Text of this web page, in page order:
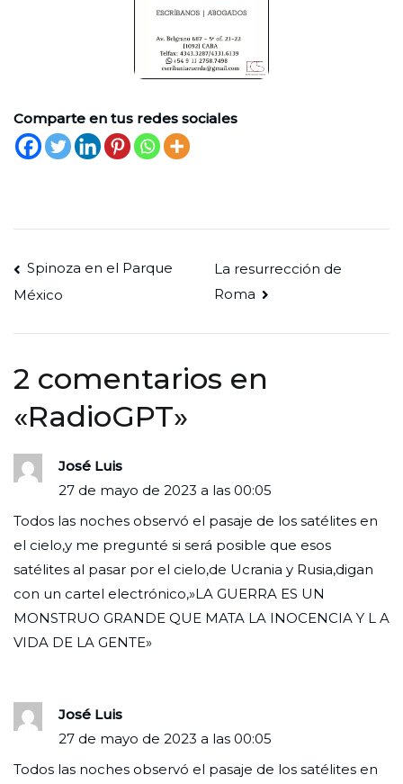
Comparte en tus redes sociales
Navegación
de
Spinoza en el Parque
México
La resurrección de
Roma
2 comentarios en
«RadioGPT»
José Luis
27 de mayo de 2023 a las 00:05
Todos las noches observó el pasaje de los satélites en
el cielo,y me pregunté si será posible que esos
satélites al pasar por el cielo,de Ucrania y Rusia,digan
con un cartel electrónico,»LA GUERRA ES UN
MONSTRUO GRANDE QUE MATA LA INOCENCIA Y L A
VIDA DE LA GENTE»
José Luis
27 de mayo de 2023 a las 00:05
Todos las noches observó el pasaje de los satélites en